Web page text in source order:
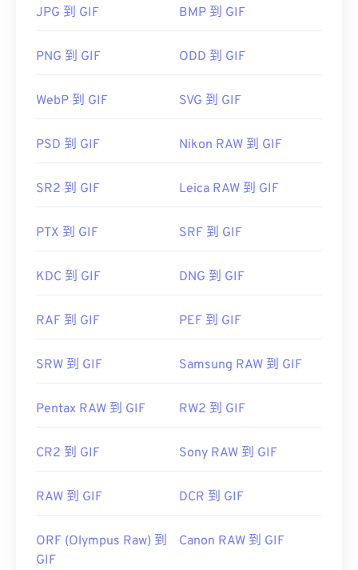
其他图像格式具有明显的优势。此外，GIF 可以在包
这使得它比Adob​​e Flash 更受欢迎。
GIF 几乎可以在所有图像查看器应用程序、网页浏览
请使用Adob​​e Photoshop
等应用程序。在 Windows
Photoshop Elements
、Roxio CreatorNXT Pro
件打开 GIF。在 macOS 系统中，可以使用 Adob​​e 图
开发者：CompuServe, Inc.
有用的链接：
https://en.wikipedia.org/wiki/GIF
JPG 到 GIF BMP 到 GIF
PNG 到 GIF ODD 到 GIF
WebP 到 GIF SVG 到 GIF
PSD 到 GIF Nikon RAW 到 GIF
SR2 到 GIF Leica RAW 到 GIF
PTX 到 GIF SRF 到 GIF
KDC 到 GIF DNG 到 GIF
RAF 到 GIF PEF 到 GIF
SRW 到 GIF Samsung RAW 到 GIF
Pentax RAW 到 GIF RW2 到 GIF
CR2 到 GIF Sony RAW 到 GIF
RAW 到 GIF DCR 到 GIF
ORF (Olympus Raw) 到
GIF
Canon RAW 到 GIF